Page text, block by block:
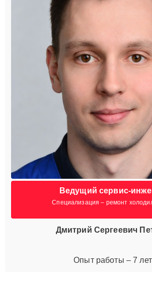
Ведущий сервис-
Специализация – ремонт
Дмитрий Сергеевич
Опыт работы – 7 лет